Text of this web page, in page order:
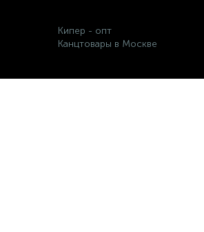
Кипер - опт
Канцтовары в Москве